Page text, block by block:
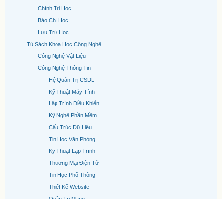
Chính Trị Học
Báo Chí Học
Lưu Trữ Học
Tủ Sách Khoa Học Công Nghệ
Công Nghệ Vật Liệu
Công Nghệ Thông Tin
Hệ Quản Trị CSDL
Kỹ Thuật Máy Tính
Lập Trình Điều Khiển
Kỹ Nghệ Phần Mềm
Cấu Trúc Dữ Liệu
Tin Học Văn Phòng
Kỹ Thuật Lập Trình
Thương Mại Điện Tử
Tin Học Phổ Thông
Thiết Kế Website